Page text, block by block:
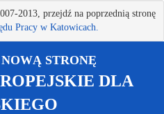
2013, przejdź na poprzednią stronę
Pracy w Katowicach.
STRONĘ
DLA